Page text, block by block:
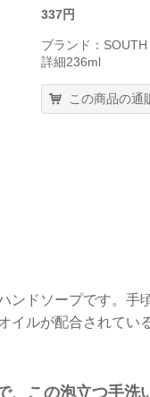
337円
ブランド：
詳細236ml
この商品の通
ンドソープです。手
イルが配合されてい
、この泡立つ手洗